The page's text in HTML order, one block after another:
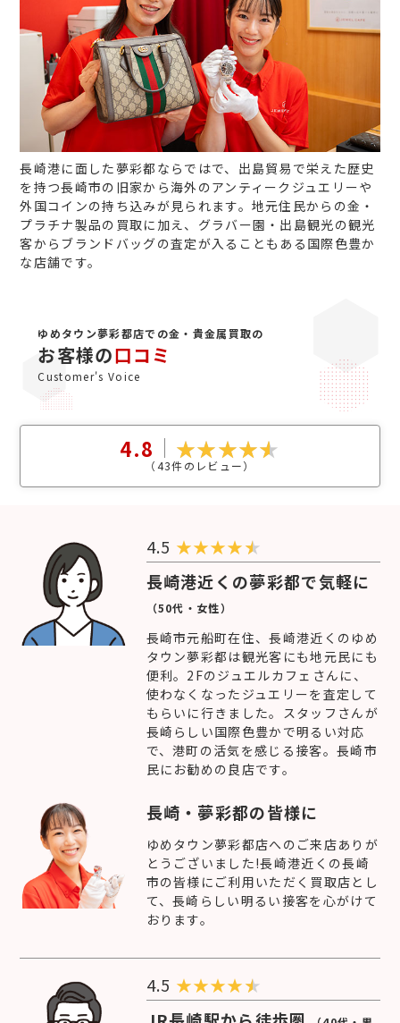
長崎港に面した夢彩都ならではで、出島貿易で栄えた歴史
を持つ長崎市の旧家から海外のアンティークジュエリーや
外国コインの持ち込みが見られます。地元住民からの金・
プラチナ製品の買取に加え、グラバー園・出島観光の観光
客からブランドバッグの査定が入ることもある国際色豊か
な店舗です。
ゆめタウン夢彩都店での金・貴金属買取の
お客様の口コミ
Customer's Voice
4.8
（43件のレビュー）
4.5 ★★★★
長崎港近くの夢彩都で気軽に
（50代・女性）
長崎市元船町在住、長崎港近くのゆめ
タウン夢彩都は観光客にも地元民にも
便利。2Fのジュエルカフェさんに、
使わなくなったジュエリーを査定して
もらいに行きました。スタッフさんが
長崎らしい国際色豊かで明るい対応
で、港町の活気を感じる接客。長崎市
民にお勧めの良店です。
長崎・夢彩都の皆様に
ゆめタウン夢彩都店へのご来店ありが
とうございました!長崎港近くの長崎
市の皆様にご利用いただく買取店とし
て、長崎らしい明るい接客を心がけて
おります。
4.5 ★★★★